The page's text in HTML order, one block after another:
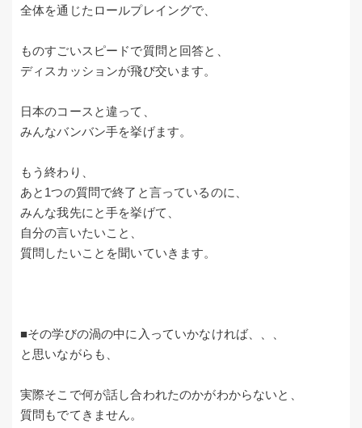
全体を通じたロールプレイングで、
ものすごいスピードで質問と回答と、
ディスカッションが飛び交います。
日本のコースと違って、
みんなバンバン手を挙げます。
もう終わり、
あと1つの質問で終了と言っているのに、
みんな我先にと手を挙げて、
自分の言いたいこと、
質問したいことを聞いていきます。
■その学びの渦の中に入っていかなければ、、、
と思いながらも、
実際そこで何が話し合われたのかがわからないと、
質問もでてきません。